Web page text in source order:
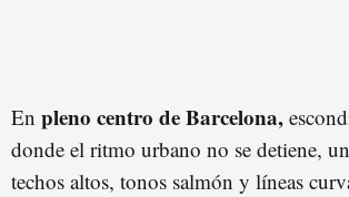
En pleno centro de Barcelona,
donde el ritmo urbano no se detiene,
techos altos, tonos salmón y líneas